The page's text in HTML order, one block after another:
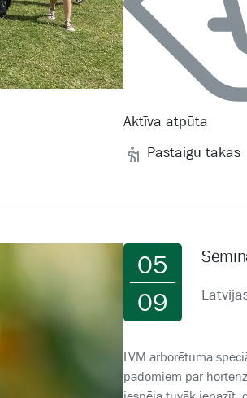
Aktīva atpūta
Pastaigu takas
05
09
LVM arborētuma
padomiem par